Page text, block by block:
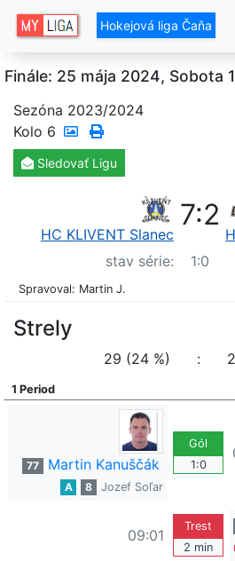
Hokejová liga Čaňa
Finále: 25 mája 2024, Sobota
Sezóna 2023/2024
Kolo 6
Sledovať Ligu
HC KLIVENT Slanec
7:2
stav série:
1:0
Spravoval: Martin J.
Strely
29 (24 %) :
1 Period
77 Martin Kanuščák
A 8 Jozef Soľar
Gól
1:0
09:01
Trest
2 min